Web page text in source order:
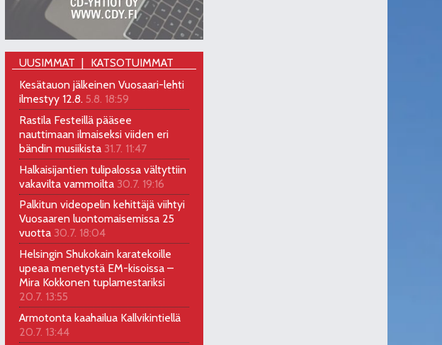
UUSIMMAT
KATSOTUIMMAT
Kesätauon jälkeinen Vuosaari-lehti
ilmestyy 12.8. 5.8. 18:59
Rastila Festeillä pääsee
nauttimaan ilmaiseksi viiden eri
bändin musiikista 31.7. 11:47
Halkaisijantien tulipalossa vältyttiin
vakavilta vammoilta 30.7. 19:16
Palkitun videopelin kehittäjä viihtyi
Vuosaaren luontomaisemissa 25
vuotta 30.7. 18:04
Helsingin Shukokain karatekoille
upeaa menetystä EM-kisoissa –
Mira Kokkonen tuplamestariksi
20.7. 13:55
Armotonta kaahailua Kallvikintiellä
20.7. 13:44